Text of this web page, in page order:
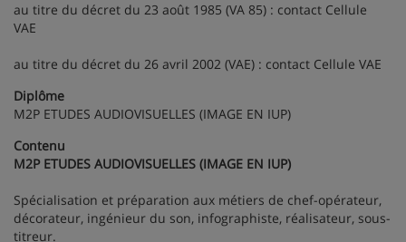
au titre du décret du 23 août 1985 (VA 85) : contact Cellule
VAE
au titre du décret du 26 avril 2002 (VAE) : contact Cellule VAE
Diplôme
M2P ETUDES AUDIOVISUELLES (IMAGE EN IUP)
Contenu
M2P ETUDES AUDIOVISUELLES (IMAGE EN IUP)
Spécialisation et préparation aux métiers de chef-opérateur,
décorateur, ingénieur du son, infographiste, réalisateur, sous-
titreur.